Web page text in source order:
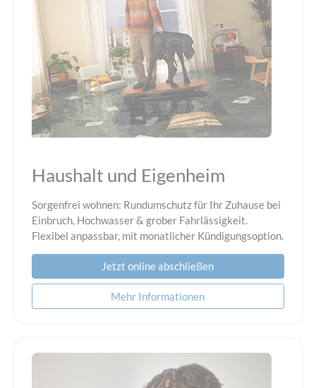
Haushalt und Eigenheim
Sorgenfrei wohnen: Rundumschutz für Ihr Zuhause bei
Einbruch, Hochwasser & grober Fahrlässigkeit.
Flexibel anpassbar, mit monatlicher Kündigungsoption.
Jetzt online abschließen
Mehr Informationen